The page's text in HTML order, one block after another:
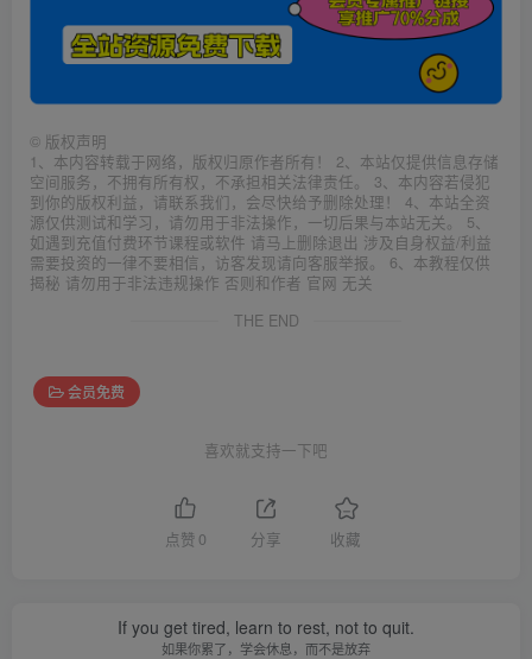
© 版权声明
1、本内容转载于网络，版权归原作者所有！ 2、本站仅提供信息存储
空间服务，不拥有所有权，不承担相关法律责任。 3、本内容若侵犯
到你的版权利益，请联系我们，会尽快给予删除处理！ 4、本站全资
源仅供测试和学习，请勿用于非法操作，一切后果与本站无关。 5、
如遇到充值付费环节课程或软件 请马上删除退出 涉及自身权益/利益
需要投资的一律不要相信，访客发现请向客服举报。 6、本教程仅供
揭秘 请勿用于非法违规操作 否则和作者 官网 无关
THE END
会员免费
喜欢就支持一下吧
点赞 0 分享 收藏
If you get tired, learn to rest, not to quit.
如果你累了，学会休息，而不是放弃